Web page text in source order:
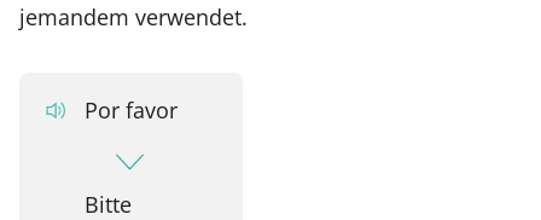
jemandem verwendet.
Por favor
Bitte